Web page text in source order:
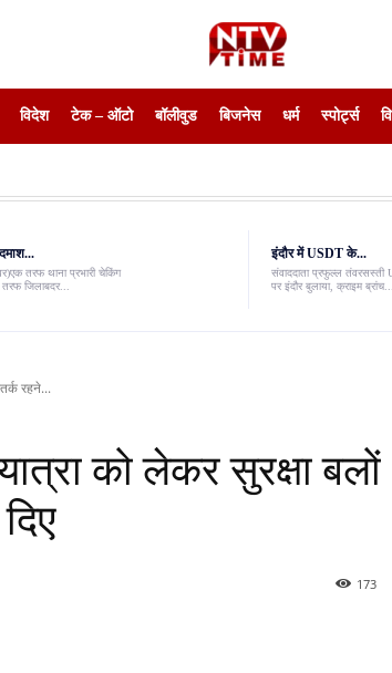
विदेश टेक – ऑटो बॉलीवुड बिजनेस धर्म स्पोर्ट्स
तरफ थाना प्रभारी चेकिंग
जिलाबदर...
इंदौर में USDT के...
संवाददाता प्रफुल्ल तंवरसस्ती
पर इंदौर बुलाया, क्राइम ब्रांच...
रहने...
को लेकर सुरक्षा बलों
173